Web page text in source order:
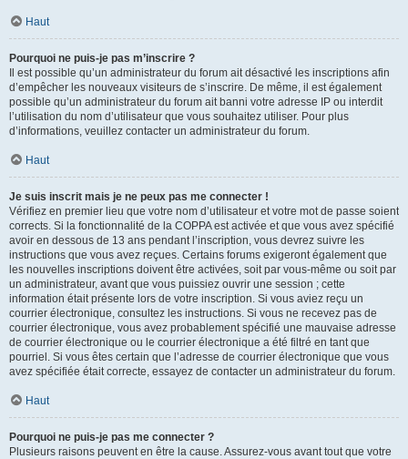
Haut
Pourquoi ne puis-je pas m’inscrire ?
Il est possible qu’un administrateur du forum ait désactivé les inscriptions afin
d’empêcher les nouveaux visiteurs de s’inscrire. De même, il est également
possible qu’un administrateur du forum ait banni votre adresse IP ou interdit
l’utilisation du nom d’utilisateur que vous souhaitez utiliser. Pour plus
d’informations, veuillez contacter un administrateur du forum.
Haut
Je suis inscrit mais je ne peux pas me connecter !
Vérifiez en premier lieu que votre nom d’utilisateur et votre mot de passe soient
corrects. Si la fonctionnalité de la COPPA est activée et que vous avez spécifié
avoir en dessous de 13 ans pendant l’inscription, vous devrez suivre les
instructions que vous avez reçues. Certains forums exigeront également que
les nouvelles inscriptions doivent être activées, soit par vous-même ou soit par
un administrateur, avant que vous puissiez ouvrir une session ; cette
information était présente lors de votre inscription. Si vous aviez reçu un
courrier électronique, consultez les instructions. Si vous ne recevez pas de
courrier électronique, vous avez probablement spécifié une mauvaise adresse
de courrier électronique ou le courrier électronique a été filtré en tant que
pourriel. Si vous êtes certain que l’adresse de courrier électronique que vous
avez spécifiée était correcte, essayez de contacter un administrateur du forum.
Haut
Pourquoi ne puis-je pas me connecter ?
Plusieurs raisons peuvent en être la cause. Assurez-vous avant tout que votre